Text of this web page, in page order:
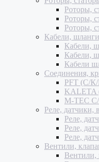
Роторы,
Роторы,
Роторы,
Кабели,
Кабели,
Кабели,
Кабели
Соединения,
PFT (С/
M-TEC
Реле, датчики,
Реле,
Реле,
Реле,
Вентили,
Вентили,